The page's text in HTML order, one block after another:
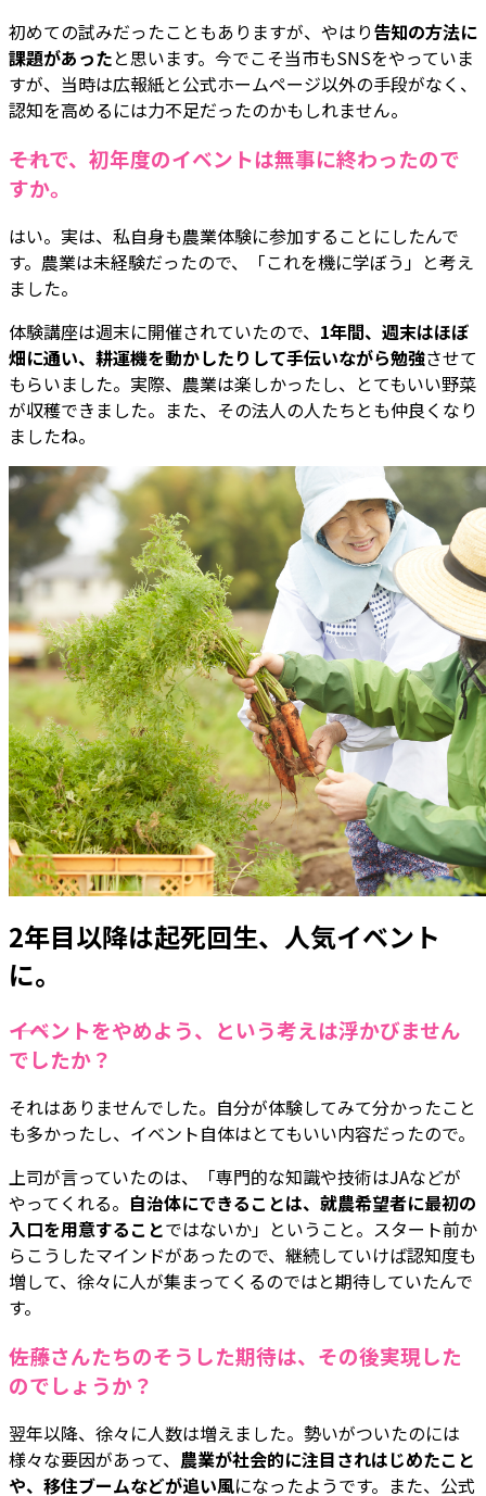
初めての試みだったこともありますが、やはり告知の方法に
課題があったと思います。今でこそ当市もSNSをやっていま
すが、当時は広報紙と公式ホームページ以外の手段がなく、
認知を高めるには力不足だったのかもしれません。
――それで、初年度のイベントは無事に終わったので
すか。
はい。実は、私自身も農業体験に参加することにしたんで
す。農業は未経験だったので、「これを機に学ぼう」と考え
ました。
体験講座は週末に開催されていたので、 1年間、週末はほぼ
畑に通い、耕運機を動かしたりして手伝いながら勉強させて
もらいました。実際、農業は楽しかったし、とてもいい野菜
が収穫できました。また、その法人の人たちとも仲良くなり
ましたね。
2年目以降は起死回生、人気イベント
に。
――イベントをやめよう、という考えは浮かびません
でしたか？
それはありませんでした。自分が体験してみて分かったこと
も多かったし、イベント自体はとてもいい内容だったので。
上司が言っていたのは、「専門的な知識や技術はJAなどが
やってくれる。 自治体にできることは、就農希望者に最初の
入口を用意することではないか」ということ。スタート前か
らこうしたマインドがあったので、継続していけば認知度も
増して、徐々に人が集まってくるのではと期待していたんで
す。
――佐藤さんたちのそうした期待は、その後実現した
のでしょうか？
翌年以降、徐々に人数は増えました。勢いがついたのには
様々な要因があって、 農業が社会的に注目されはじめたこと
や、移住ブームなどが追い風になったようです。また、公式